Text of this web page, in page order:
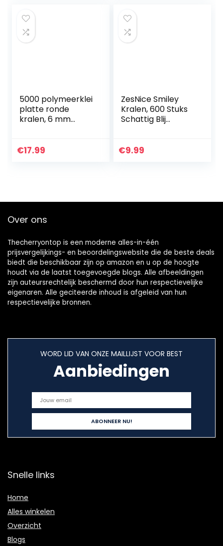
5000 polymeerklei
platte ronde
kralen, 6 mm
schijfkralen en
€17.99
ZesNice Smiley
Kralen, 600 Stuks
Schattig Blij
van Armbanden,
€9.99
Over ons
Thecherryontop is een moderne alles-in-één
prijsvergelijkings- en beoordelingswebsite die de beste deals
biedt die beschikbaar zijn op amazon en u op de hoogte
houdt via de laatst toegevoegde blogs. Alle afbeeldingen
zijn auteursrechtelijk beschermd door hun respectievelijke
eigenaren. Alle geciteerde inhoud is afgeleid van hun
respectievelijke bronnen.
WORD LID VAN ONZE MAILLIJST VOOR BEST
Aanbiedingen
Snelle links
Home
Alles winkelen
Overzicht
Blogs